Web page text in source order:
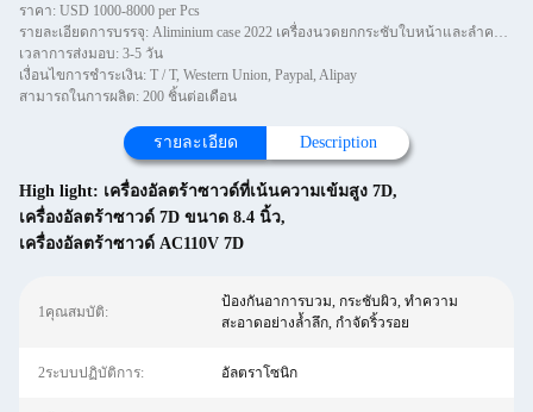
ราคา: USD 1000-8000 per Pcs
รายละเอียดการบรรจุ: Aliminium case 2022 เครื่องนวดยกกระชับใบหน้าและลำคอมาใหม่ 7d hi fu เครื่องกำจัดริ้วรอยผลลัพธ์ที่ดีกว
เวลาการส่งมอบ: 3-5 วัน
เงื่อนไขการชำระเงิน: T / T, Western Union, Paypal, Alipay
สามารถในการผลิต: 200 ชิ้นต่อเดือน
รายละเอียด Description
High light: เครื่องอัลตร้าซาวด์ที่เน้นความเข้มสูง 7D,
เครื่องอัลตร้าซาวด์ 7D ขนาด 8.4 นิ้ว,
เครื่องอัลตร้าซาวด์ AC110V 7D
1คุณสมบัติ:
ป้องกันอาการบวม, กระชับผิว, ทำความ
สะอาดอย่างล้ำลึก, กำจัดริ้วรอย
2ระบบปฏิบัติการ: อัลตราโซนิก